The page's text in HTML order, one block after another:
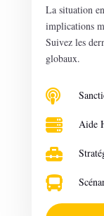
La situation
implications
Suivez les
globaux.

 Aide

